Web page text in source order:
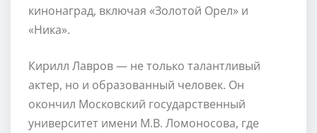
кинонаград, включая «Золотой Орел» и
«Ника».
Кирилл Лавров — не только талантливый
актер, но и образованный человек. Он
окончил Московский государственный
университет имени М.В. Ломоносова, где